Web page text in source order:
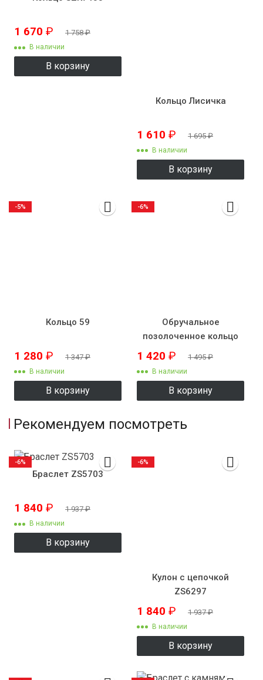
1 670 ₽ 1 758₽
В наличии
В корзину
Кольцо Лисичка
1 610 ₽ 1 695₽
В наличии
В корзину
Кольцо 59
1 280 ₽ 1 347₽
В наличии
В корзину
-5%
Обручальное
позолоченное кольцо
SZ7302
1 420 ₽ 1 495₽
В наличии
В корзину
-6%
Рекомендуем посмотреть
Браслет ZS5703
1 840 ₽ 1 937₽
В наличии
В корзину
-6%
Кулон с цепочкой
ZS6297
1 840 ₽ 1 937₽
В наличии
В корзину
-6%